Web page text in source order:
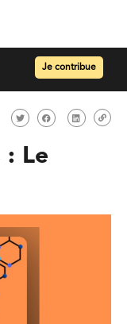
Je contribue
: Le